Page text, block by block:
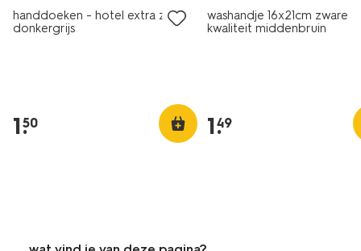
handdoeken - hotel extra zwaar
donkergrijs
1.
50
washandje 16x21cm zware
kwaliteit middenbruin
1.
49